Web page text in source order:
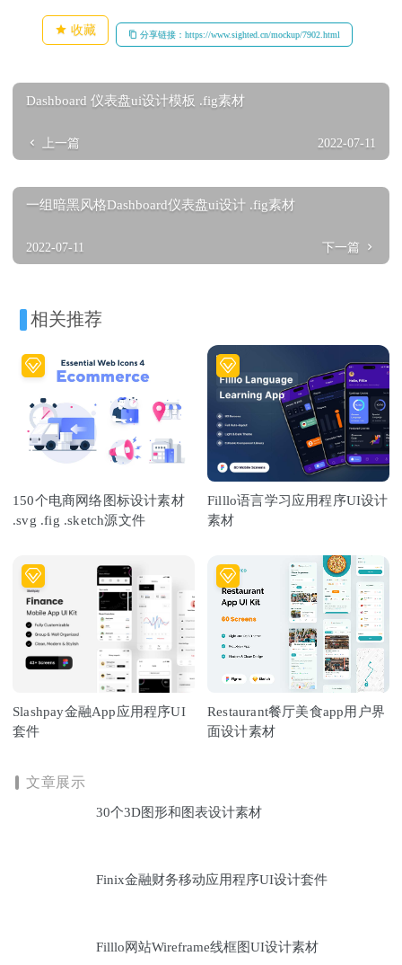
收藏 分享链接：https://www.sighted.cn/mockup/7902.html
Dashboard 仪表盘ui设计模板 .fig素材
上一篇 2022-07-11
一组暗黑风格Dashboard仪表盘ui设计 .fig素材
2022-07-11 下一篇
相关推荐
150个电商网络图标设计素材
.svg .fig .sketch源文件
Filllo语言学习应用程序UI设计
素材
Slashpay金融App应用程序UI
套件
Restaurant餐厅美食app用户界
面设计素材
文章展示
30个3D图形和图表设计素材
Finix金融财务移动应用程序UI设计套件
Filllo网站Wireframe线框图UI设计素材